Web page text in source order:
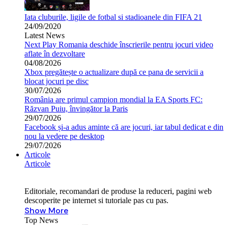
Iata cluburile, ligile de fotbal si stadioanele din FIFA 21
24/09/2020
Latest News
Next Play Romania deschide înscrierile pentru jocuri video
aflate în dezvoltare
04/08/2026
Xbox pregătește o actualizare după ce pana de servicii a
blocat jocuri pe disc
30/07/2026
România are primul campion mondial la EA Sports FC:
Răzvan Puiu, învingător la Paris
29/07/2026
Facebook și-a adus aminte că are jocuri, iar tabul dedicat e din
nou la vedere pe desktop
29/07/2026
Articole
Articole
Editoriale, recomandari de produse la reduceri, pagini web
descoperite pe internet si tutoriale pas cu pas.
Show More
Top News